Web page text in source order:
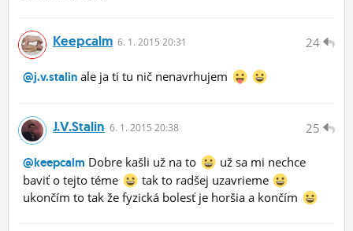
24
Keepcalm 6. 1. 2015 20:31
@j.v.stalin ale ja ti tu nič nenavrhujem
25
J.v.stalin 6. 1. 2015 20:38
@keepcalm Dobre kašli už na to
už sa mi nechce
baviť o tejto téme
tak to radšej uzavrieme
ukončím to tak že fyzická bolesť je horšia a končím